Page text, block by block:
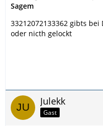
Sagem
33212072133362 gibts
oder nicth gelockt
Julekk
Gast